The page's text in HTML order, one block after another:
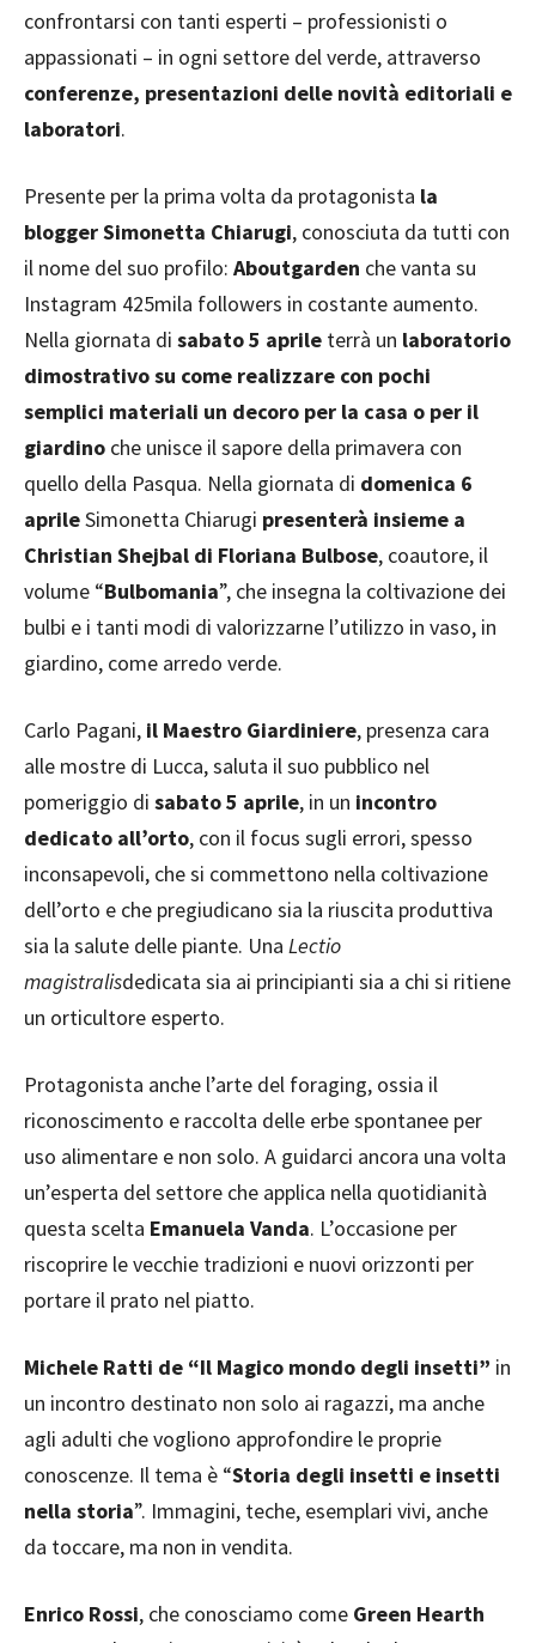
confrontarsi con tanti esperti – professionisti o
appassionati – in ogni settore del verde, attraverso
conferenze, presentazioni delle novità editoriali e
laboratori.
Presente per la prima volta da protagonista la
blogger Simonetta Chiarugi, conosciuta da tutti con
il nome del suo profilo: Aboutgarden che vanta su
Instagram 425mila followers in costante aumento.
Nella giornata di sabato 5 aprile terrà un laboratorio
dimostrativo su come realizzare con pochi
semplici materiali un decoro per la casa o per il
giardino che unisce il sapore della primavera con
quello della Pasqua. Nella giornata di domenica 6
aprileSimonetta Chiarugi presenterà insieme a
Christian Shejbal di Floriana Bulbose, coautore, il
volume “Bulbomania”, che insegna la coltivazione dei
bulbi e i tanti modi di valorizzarne l’utilizzo in vaso, in
giardino, come arredo verde.
Carlo Pagani, il Maestro Giardiniere, presenza cara
alle mostre di Lucca, saluta il suo pubblico nel
pomeriggio di sabato 5 aprile, in un incontro
dedicato all’orto, con il focus sugli errori, spesso
inconsapevoli, che si commettono nella coltivazione
dell’orto e che pregiudicano sia la riuscita produttiva
sia la salute delle piante. Una Lectio
magistralisdedicata sia ai principianti sia a chi si ritiene
un orticultore esperto.
Protagonista anche l’arte del foraging, ossia il
riconoscimento e raccolta delle erbe spontanee per
uso alimentare e non solo. A guidarci ancora una volta
un’esperta del settore che applica nella quotidianità
questa scelta Emanuela Vanda. L’occasione per
riscoprire le vecchie tradizioni e nuovi orizzonti per
portare il prato nel piatto.
Michele Ratti de “Il Magico mondo degli insetti” in
un incontro destinato non solo ai ragazzi, ma anche
agli adulti che vogliono approfondire le proprie
conoscenze. Il tema è “Storia degli insetti e insetti
nella storia”. Immagini, teche, esemplari vivi, anche
da toccare, ma non in vendita.
Enrico Rossi, che conosciamo come Green Hearth